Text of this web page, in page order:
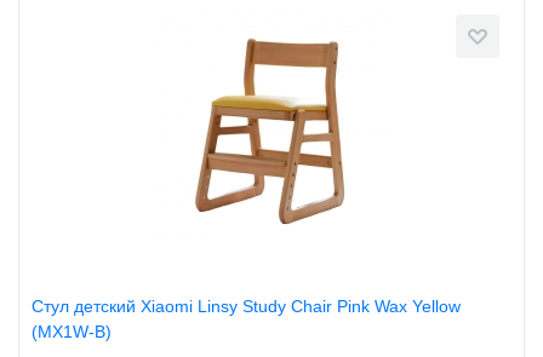
Стул детский Xiaomi Linsy Study Chair Pink Wax Yellow
(MX1W-B)